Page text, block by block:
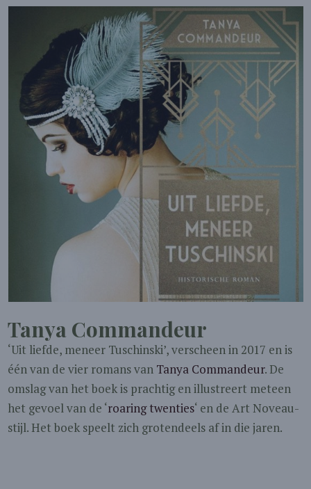
Tanya Commandeur
‘Uit liefde, meneer Tuschinski’, verscheen in 2017 en is
één van de vier romans van Tanya Commandeur. De
omslag van het boek is prachtig en illustreert meteen
het gevoel van de ‘roaring twenties‘ en de Art Noveau-
stijl. Het boek speelt zich grotendeels af in die jaren.